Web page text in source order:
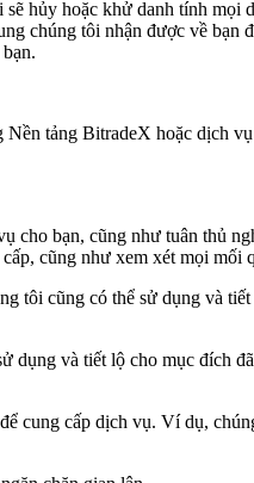
hủy hoặc khử danh tính
chúng tôi nhận được về
Nền tảng BitradeX hoặc dịch
cho bạn, cũng như tuân thủ
cũng như xem xét mọi mối
tôi cũng có thể sử dụng và
dụng và tiết lộ cho mục đích
cung cấp dịch vụ. Ví dụ,